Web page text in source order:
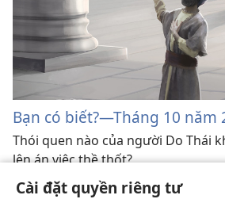
Cài đặt quyền riêng tư
Bạn có biết?​—Tháng 10 năm
Thói quen nào của người Do Thái
lên án việc thề thốt?